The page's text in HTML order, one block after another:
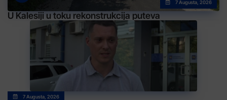
7 Augusta, 2026
U Kalesiji u toku rekonstrukcija puteva
7 Augusta, 2026